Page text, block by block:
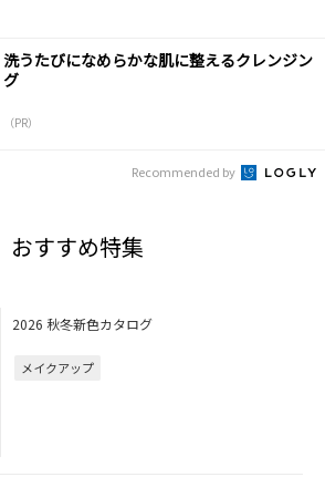
洗うたびになめらかな肌に整えるクレンジン
グ
（PR）
Recommended by
おすすめ特集
2026 秋冬新色カタログ
メイクアップ